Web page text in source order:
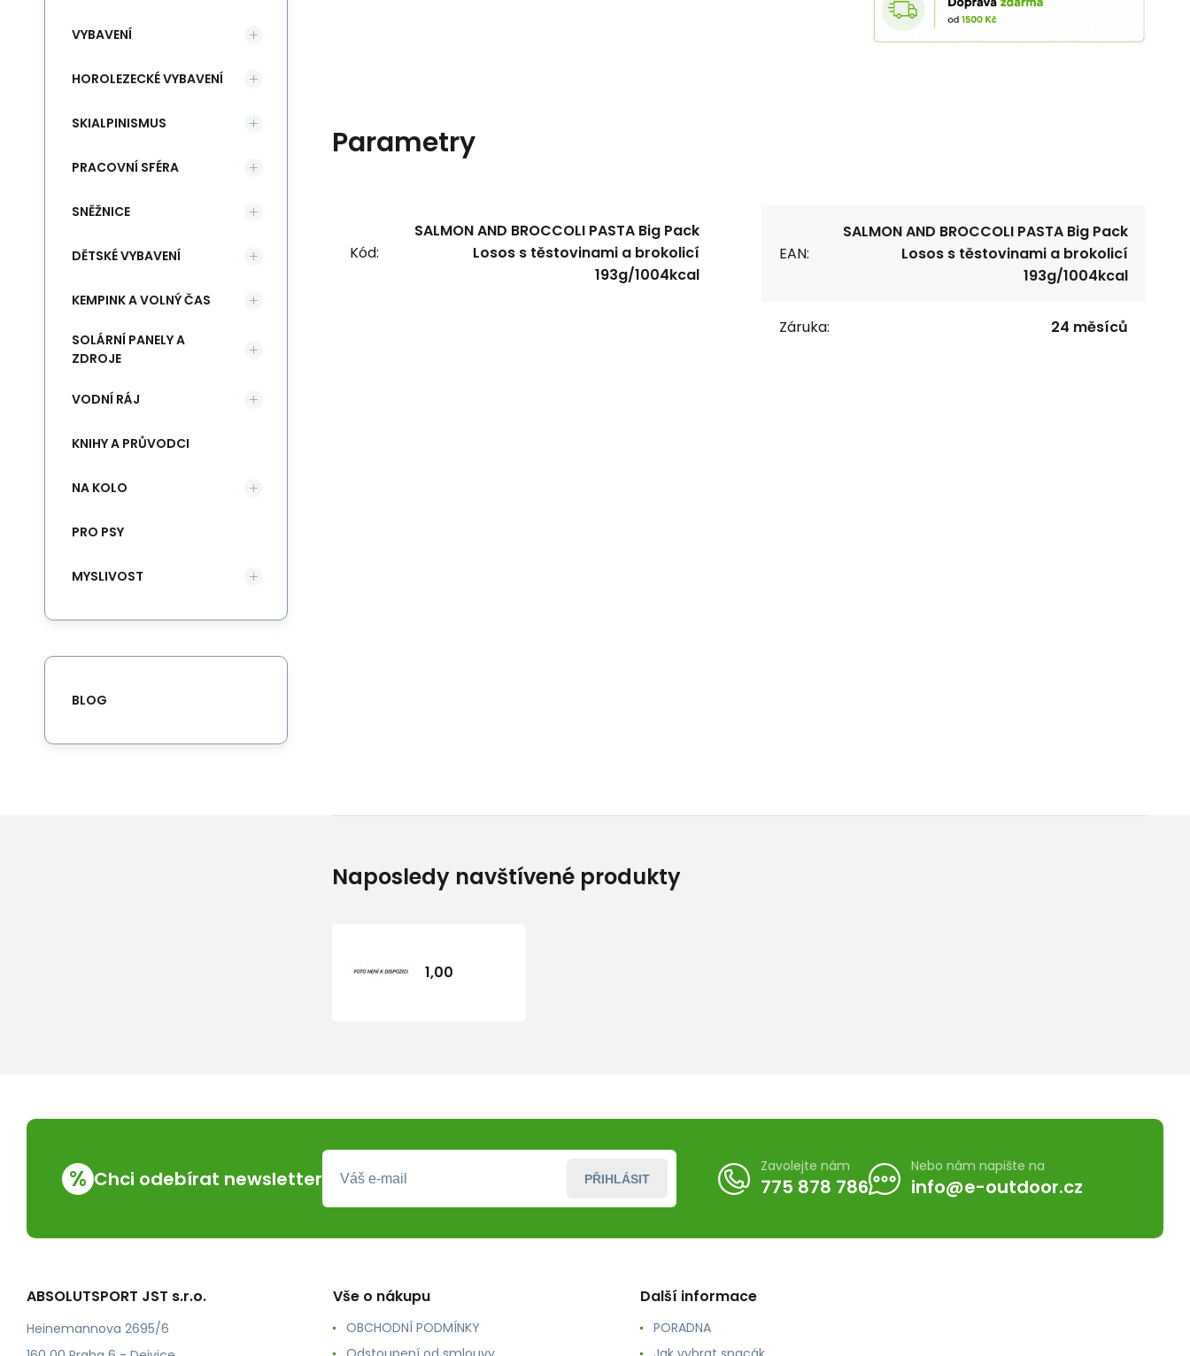
Parametry
Kód:
SALMON AND BROCCOLI PASTA Big Pack
Losos s těstovinami a brokolicí
193g/1004kcal
EAN:
SALMON AND BROCCOLI PASTA Big Pack
Losos s těstovinami a brokolicí
193g/1004kcal
Záruka: 24 měsíců
VYBAVENÍ
HOROLEZECKÉ VYBAVENÍ
SKIALPINISMUS
PRACOVNÍ SFÉRA
SNĚŽNICE
DĚTSKÉ VYBAVENÍ
KEMPINK A VOLNÝ ČAS
SOLÁRNÍ PANELY A
ZDROJE
VODNÍ RÁJ
KNIHY A PRŮVODCI
NA KOLO
PRO PSY
MYSLIVOST
BLOG
Naposledy navštívené produkty
1,00
% Chci odebírat newsletter PŘIHLÁSIT
Zavolejte nám
775 878 786
Nebo nám napište na
info@e-outdoor.cz
ABSOLUTSPORT JST s.r.o.
Heinemannova 2695/6
Vše o nákupu
OBCHODNÍ PODMÍNKY
Další informace
PORADNA